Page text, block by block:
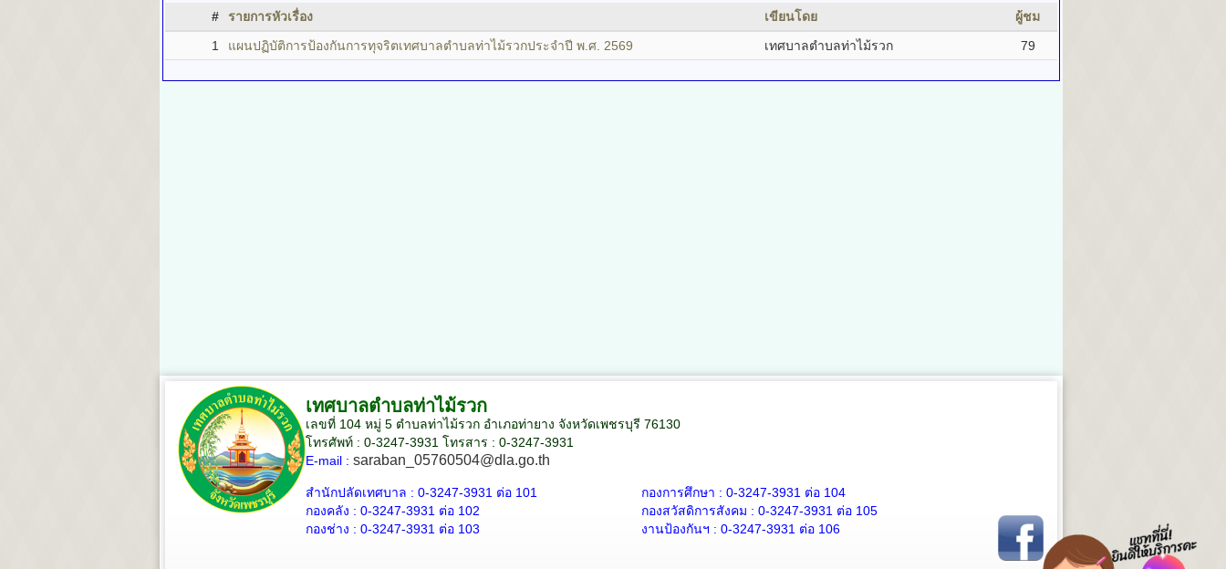
# รายการหัวเรื่อง เขียนโดย
ผู้ชม
1
แผนปฏิบัติการป้องกันการทุจริตเทศบาลตำบลท่าไม้รวกประจำปี พ.ศ. 2569 เทศบาลตำบลท่าไม้รวก 79
เทศบาลตำบลท่าไม้รวก
เลขที่ 104 หมู่ 5 ตำบลท่าไม้รวก อำเภอท่ายาง จังหวัดเพชรบุรี 76130
โทรศัพท์ : 0-3247-3931 โทรสาร : 0-3247-3931
E-mail : saraban_05760504@dla.go.th
สำนักปลัดเทศบาล : 0-3247-3931 ต่อ 101
กองคลัง : 0-3247-3931 ต่อ 102
กองช่าง : 0-3247-3931 ต่อ 103
กองการศึกษา : 0-3247-3931 ต่อ 104
กองสวัสดิการสังคม : 0-3247-3931 ต่อ 105
งานป้องกันฯ : 0-3247-3931 ต่อ 106